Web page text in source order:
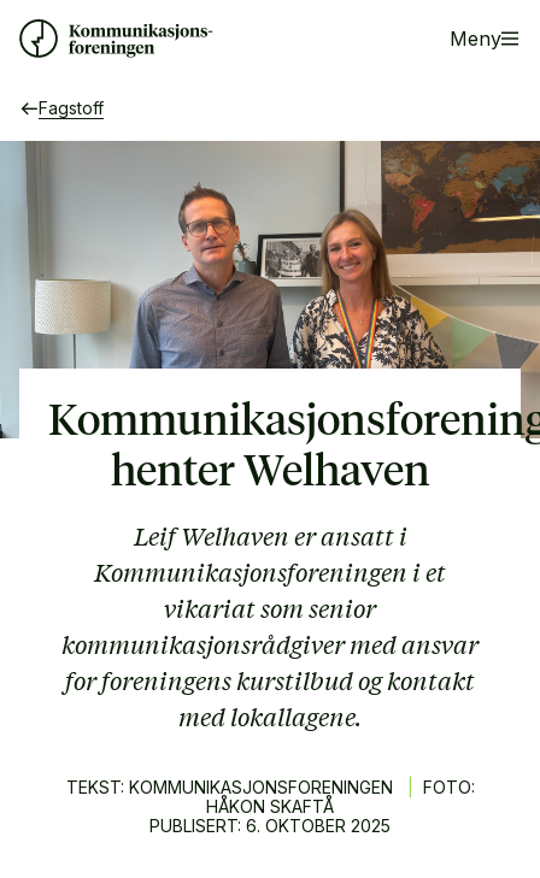
Meny
Fagstoff
henter Welhaven
Leif Welhaven er ansatt i
Kommunikasjonsforeningen i et
vikariat som senior
kommunikasjonsrådgiver med ansvar
for foreningens kurstilbud og kontakt
med lokallagene.
TEKST: KOMMUNIKASJONSFORENINGEN
FOTO:
HÅKON SKAFTÅ
PUBLISERT: 6. OKTOBER 2025